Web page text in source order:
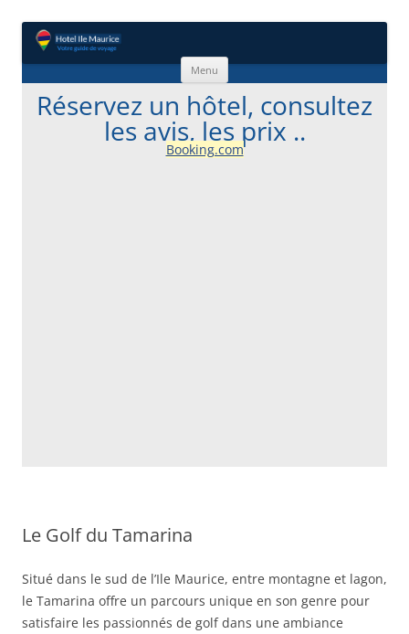
Menu Aller au contenu
Réservez un hôtel, consultez
les avis, les prix ..
Booking.com
Le Golf du Tamarina
Situé dans le sud de l’Ile Maurice, entre montagne et lagon,
le Tamarina offre un parcours unique en son genre pour
satisfaire les passionnés de golf dans une ambiance